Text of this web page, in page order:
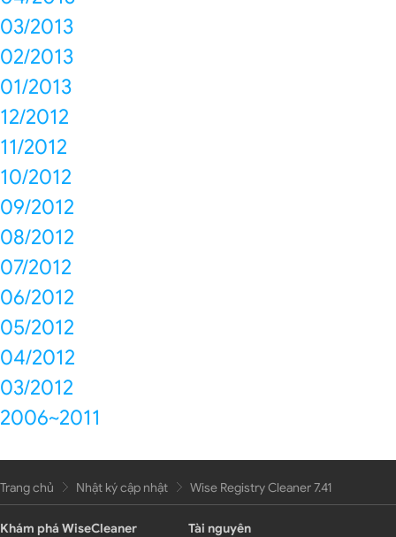
03/2013
02/2013
01/2013
12/2012
11/2012
10/2012
09/2012
08/2012
07/2012
06/2012
05/2012
04/2012
03/2012
2006~2011
Trang chủ Nhật ký cập nhật Wise Registry Cleaner 7.41
Khám phá WiseCleaner
Tài nguyên